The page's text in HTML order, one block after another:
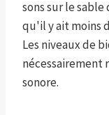
sons sur le
qu'il y ait moins
Les niveaux de
nécessairement
sonore.